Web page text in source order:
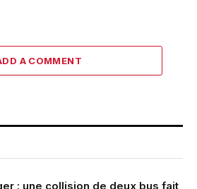
A COMMENT
: une collision de deux bus fait